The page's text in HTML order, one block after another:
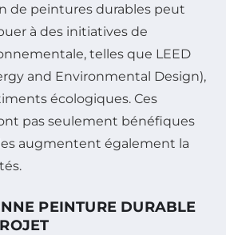
de peintures durables peut
à des initiatives de
telles que LEED
and Environmental Design),
écologiques. Ces
pas seulement bénéfiques
augmentent également la
PEINTURE DURABLE